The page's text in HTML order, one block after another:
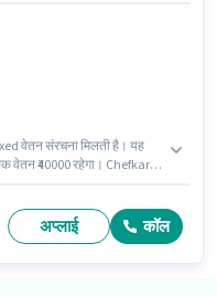
वेतन संरचना मिलती है। यह
वेतन ₹40000 रहेगा। Chefkart में
अप्लाई कॉल